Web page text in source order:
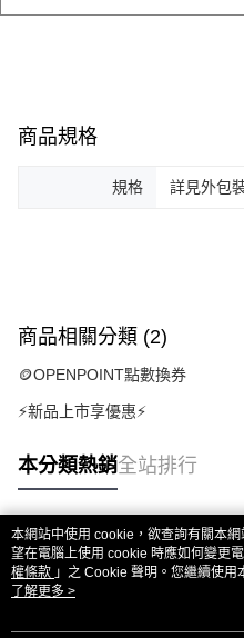
商品規格
規格 詳見外包
商品相關分類 (2)
🪙OPENPOINT點數換券
⚡新品上市享優惠⚡
本分類熱銷全站排行
熱門標籤
本網站中使用 cookie，欲查詢有關本
望在電腦上使用 cookie 時應如何變更
權條款 」之 Cookie 聲明。您繼續使
用條款之 Cookie 聲明使用 cookie。
了解更多 >